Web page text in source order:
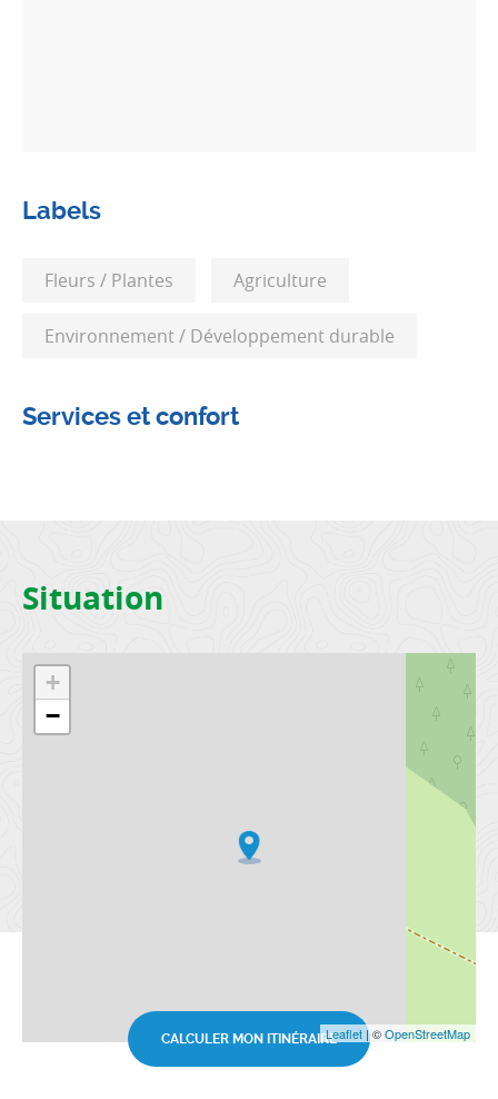
Labels
Fleurs / Plantes Agriculture
Environnement / Développement durable
Services et confort
Situation
+
−
Leaflet | ©OpenStreetMap
CALCULER MON ITINÉRAIRE